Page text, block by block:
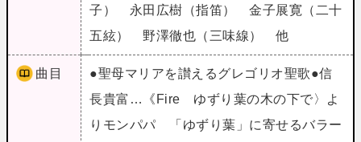
子） 永田広樹（指笛） 金子展寛（二十
五絃） 野澤徹也（三味線） 他
曲目
●聖母マリアを讃えるグレゴリオ聖歌●信
長貴富…《Fire ゆずり葉の木の下で〉よ
りモンパパ 「ゆずり葉」に寄せるバラー